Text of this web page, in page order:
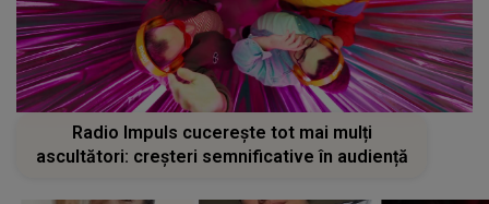
Radio Impuls cucerește tot mai mulți
ascultători: creșteri semnificative în audiență